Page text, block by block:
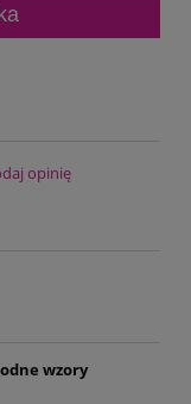
opinię
wzory